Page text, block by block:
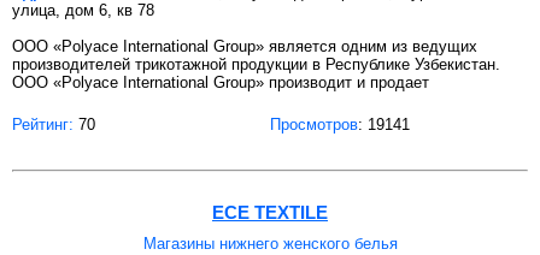
улица, дом 6, кв 78
ООО «Polyace International Group» является одним из ведущих
производителей трикотажной продукции в Республике Узбекистан.
ООО «Polyace International Group» производит и продает
Рейтинг: 70 Просмотров: 19141
ECE TEXTILE
Магазины нижнего женского белья